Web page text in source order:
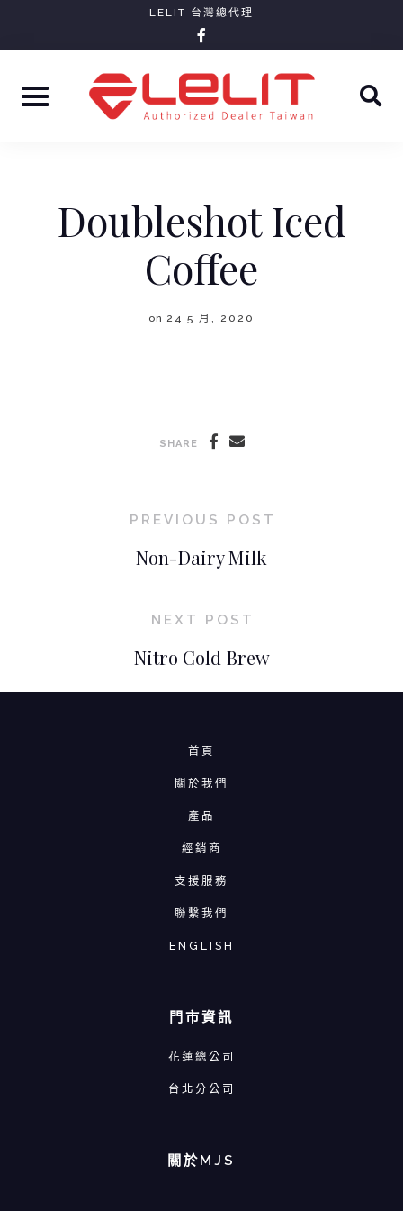
LELIT 台灣總代理
f
Doubleshot Iced
Coffee
on 24 5 月, 2020
SHARE
PREVIOUS POST
Non-Dairy Milk
NEXT POST
Nitro Cold Brew
首頁
關於我們
產品
經銷商
支援服務
聯繫我們
ENGLISH
門市資訊
花蓮總公司
台北分公司
關於MJS